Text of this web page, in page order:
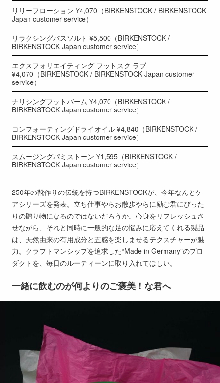
リリーフローション ¥4,070（BIRKENSTOCK / BIRKENSTOCK
Japan customer service）
リラクシングバスソルト ¥5,500（BIRKENSTOCK /
BIRKENSTOCK Japan customer service）
エクスフォリエイティング フットスク ラブ
¥4,070（BIRKENSTOCK / BIRKENSTOCK Japan customer
service）
ナリシングフットバーム ¥4,070（BIRKENSTOCK /
BIRKENSTOCK Japan customer service）
コンフォーティングドライオイル ¥4,840（BIRKENSTOCK /
BIRKENSTOCK Japan customer service）
スムージングパミストーン ¥1,595（BIRKENSTOCK /
BIRKENSTOCK Japan customer service）
250年の靴作りの伝統を持つBIRKENSTOCKが、今年なんとケ
アシリーズを発表。立ち仕事やらお散歩やらに励む君にぴった
りの贈り物になるのではないだろうか。心身をリフレッシュさ
せながら、それと同時に一般的な足の悩みに応えてくれる製品
は、天然由来の有用成分と五感を楽しませるテクスチャーが魅
力。クラフトマンシップを追求した“Made in Germany”のプロ
ダクトを、毎日のルーティーンに取り入れてほしい。
一緒に飲むのが何よりのご褒美！な君へ